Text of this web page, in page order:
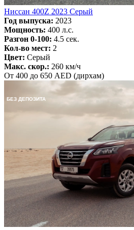
Ниссан 400Z 2023 Серый
Год выпуска: 2023
Мощность: 400 л.с.
Разгон 0-100: 4.5 сек.
Кол-во мест: 2
Цвет: Серый
Макс. скор.: 260 км/ч
От 400 до 650 AED (дирхам)
БЕЗ ДЕПОЗИТА